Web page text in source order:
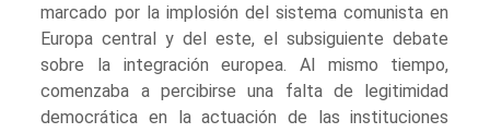
marcado por la implosión del sistema comunista en
Europa central y del este, el subsiguiente debate
sobre la integración europea. Al mismo tiempo,
comenzaba a percibirse una falta de legitimidad
democrática en la actuación de las instituciones